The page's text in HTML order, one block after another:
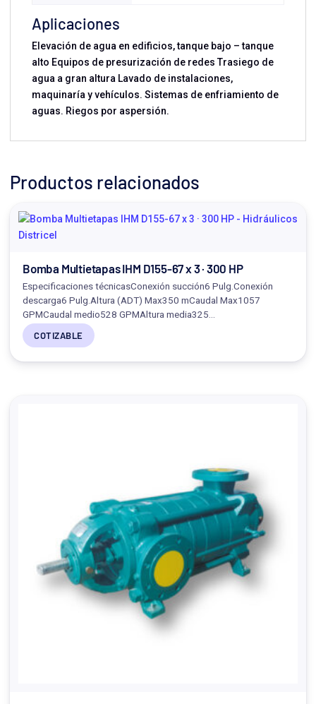
Aplicaciones
Elevación de agua en edificios, tanque bajo – tanque
alto Equipos de presurización de redes Trasiego de
agua a gran altura Lavado de instalaciones,
maquinaría y vehículos. Sistemas de enfriamiento de
aguas. Riegos por aspersión.
Productos relacionados
Bomba Multietapas IHM D155-67 x 3 · 300 HP
Especificaciones técnicasConexión succión6 Pulg.Conexión
descarga6 Pulg.Altura (ADT) Max350 mCaudal Max1057
GPMCaudal medio528 GPMAltura media325…
COTIZABLE